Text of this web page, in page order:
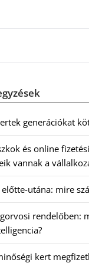
generációkat
és online
vannak a
utána: mire
rendelőben:
kert